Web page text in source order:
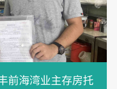
前海湾业主存房托